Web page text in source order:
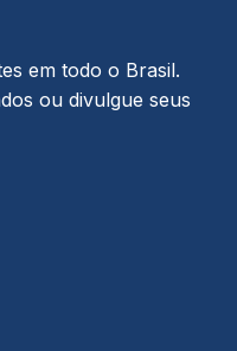
em todo o Brasil.
ou divulgue seus